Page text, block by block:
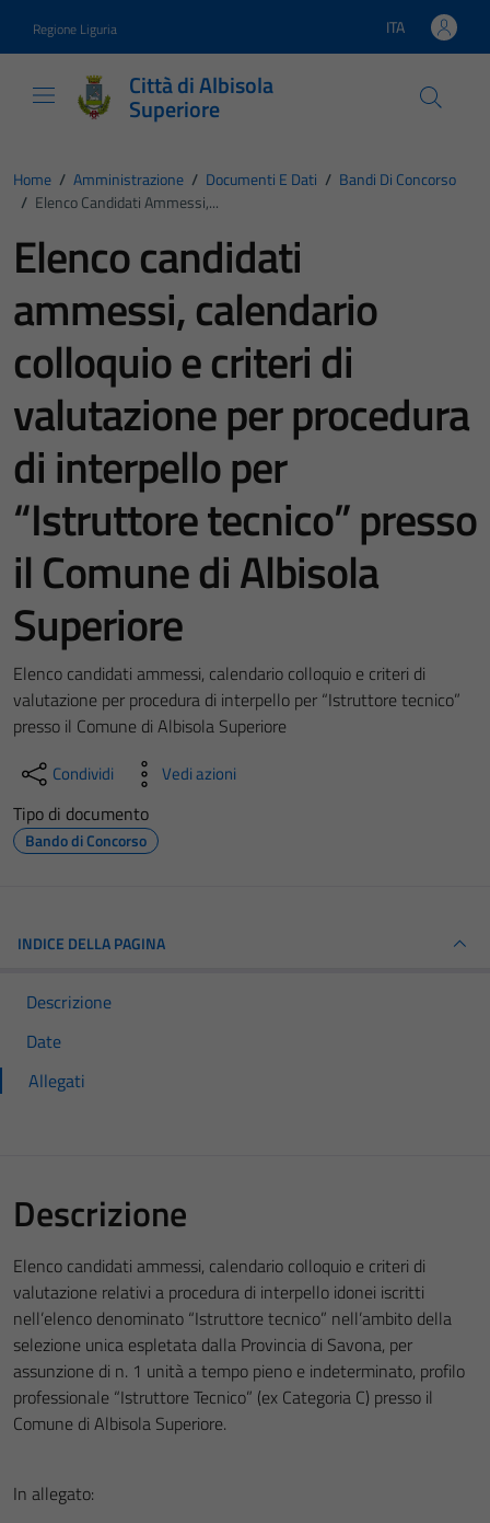
Regione Liguria Lingua attiva:
ITA
Città di Albisola
Superiore
Home / Amministrazione / Documenti E Dati / Bandi Di Concorso
/ Elenco Candidati Ammessi,...
Elenco candidati
ammessi, calendario
colloquio e criteri di
valutazione per procedura
di interpello per
“Istruttore tecnico” presso
il Comune di Albisola
Superiore
Elenco candidati ammessi, calendario colloquio e criteri di
valutazione per procedura di interpello per “Istruttore tecnico”
presso il Comune di Albisola Superiore
Condividi Vedi azioni
Tipo di documento
Bando di Concorso
INDICE DELLA PAGINA
Descrizione
Date
Allegati
Descrizione
Elenco candidati ammessi, calendario colloquio e criteri di
valutazione relativi a procedura di interpello idonei iscritti
nell’elenco denominato “Istruttore tecnico” nell’ambito della
selezione unica espletata dalla Provincia di Savona, per
assunzione di n. 1 unità a tempo pieno e indeterminato, profilo
professionale “Istruttore Tecnico” (ex Categoria C) presso il
Comune di Albisola Superiore.
In allegato: